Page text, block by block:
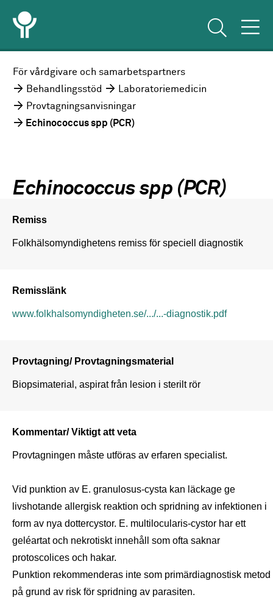
För vårdgivare och samarbetspartners
Behandlingsstöd
Laboratoriemedicin
Provtagningsanvisningar
Echinococcus spp (PCR)
Echinococcus spp (PCR)
Remiss
Folkhälsomyndighetens remiss för speciell diagnostik
Remisslänk
www.folkhalsomyndigheten.se/.../...-diagnostik.pdf
Provtagning/ Provtagningsmaterial
Kommentar/ Viktigt att veta
Provtagningen måste utföras av erfaren specialist.
Vid punktion av E. granulosus-cysta kan läckage ge
livshotande allergisk reaktion och spridning av infektionen i
form av nya dottercystor. E. multilocularis-cystor har ett
geléartat och nekrotiskt innehåll som ofta saknar
protoscolices och hakar.
Punktion rekommenderas inte som primärdiagnostisk metod
på grund av risk för spridning av parasiten.